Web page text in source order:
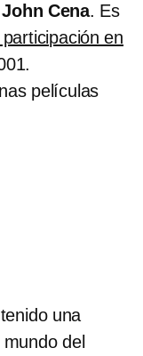
Cena. Es
participación en
películas
una
del